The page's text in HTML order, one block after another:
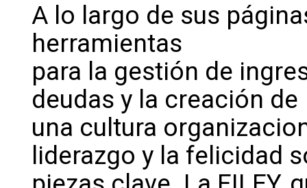
A lo largo de sus
herramientas
para la gestión de
deudas y la creación de
una cultura
liderazgo y la felicidad